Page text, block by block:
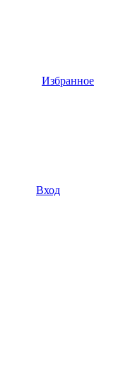
Избранное
Вход